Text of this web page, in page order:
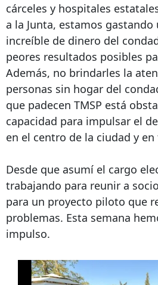
cárceles y hospitales
a la Junta, estamos gastando
increíble de dinero del
peores resultados posibles
Además, no brindarles la
personas sin hogar del
que padecen TMSP está
capacidad para impulsar el
en el centro de la ciudad y
Desde que asumí el cargo
trabajando para reunir a
para un proyecto piloto que
problemas. Esta semana
impulso.